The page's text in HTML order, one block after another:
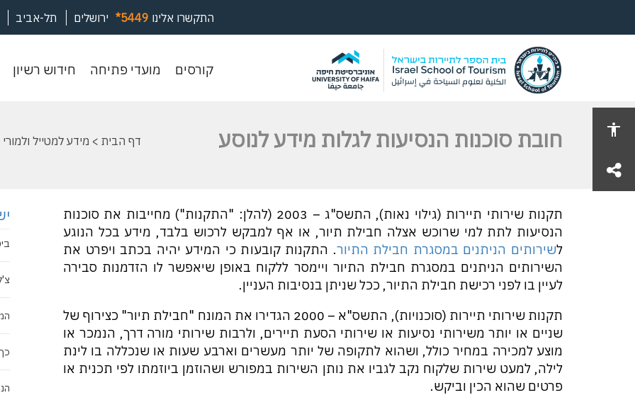
share
ירושלים תל-אביב התקשרו אלינו *5449
קורסים קורסים
מועדי פתיחה מועדי
חידוש רשיון
חובת סוכנות הנסיעות לגלות מידע לנוסע דף הבית > מידע למטייל
תקנות שירותי תיירות (גילוי נאות), התשס"ג – 2003 (להלן: "התקנות") מחייבות את סוכנות
הנסיעות לתת למי שרוכש אצלה חבילת תיור, או אף למבקש לרכוש בלבד, מידע בכל הנוגע
לשירותים הניתנים במסגרת חבילת התיור. התקנות קובעות כי המידע יהיה בכתב ויפרט את
השירותים הניתנים במסגרת חבילת התיור ויימסר ללקוח באופן שיאפשר לו הזדמנות סבירה
לעיין בו לפני רכישת חבילת התיור, ככל שניתן בנסיבות העניין.
תקנות שירותי תיירות (סוכנויות), התשס"א – 2000 הגדירו את המונח "חבילת תיור" כצירוף של
שניים או יותר משירותי נסיעות או שירותי הסעת תיירים, ולרבות שירותי מורה דרך, הנמכר או
מוצע למכירה במחיר כולל, ושהוא לתקופה של יותר מעשרים וארבע שעות או שנכללה בו לינת
לילה, למעט שירות שלקוח נקב לגביו את נותן השירות במפורש ושהוזמן ביוזמתו לפי תכנית או
פרטים שהוא הכין וביקש.